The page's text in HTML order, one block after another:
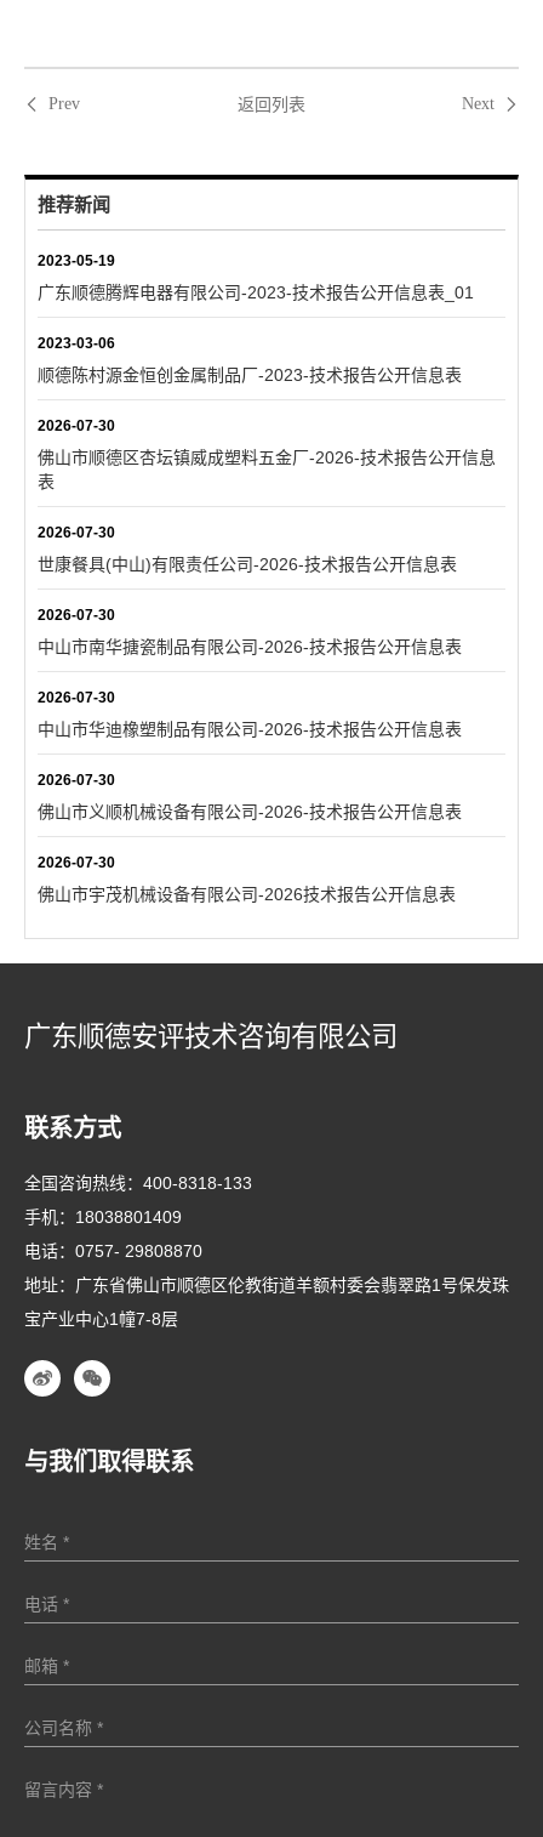
Prev 返回列表 Next
推荐新闻
2023-05-19
广东顺德腾辉电器有限公司-2023-技术报告公开信息表_01
2023-03-06
顺德陈村源金恒创金属制品厂-2023-技术报告公开信息表
2026-07-30
佛山市顺德区杏坛镇威成塑料五金厂-2026-技术报告公开信息
表
2026-07-30
世康餐具(中山)有限责任公司-2026-技术报告公开信息表
2026-07-30
中山市南华搪瓷制品有限公司-2026-技术报告公开信息表
2026-07-30
中山市华迪橡塑制品有限公司-2026-技术报告公开信息表
2026-07-30
佛山市义顺机械设备有限公司-2026-技术报告公开信息表
2026-07-30
佛山市宇茂机械设备有限公司-2026技术报告公开信息表
广东顺德安评技术咨询有限公司
联系方式
全国咨询热线： 400-8318-133
手机： 18038801409
电话： 0757- 29808870
地址：广东省佛山市顺德区伦教街道羊额村委会翡翠路1号保发珠
宝产业中心1幢7-8层
与我们取得联系